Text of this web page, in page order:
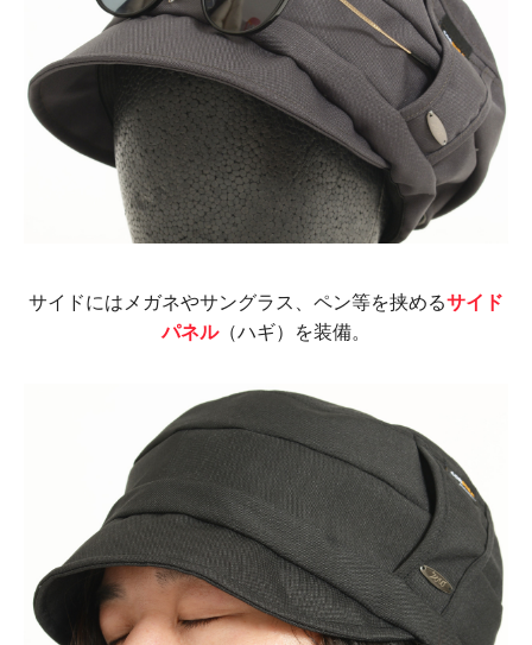
サイドにはメガネやサングラス、ペン等を挟めるサイド
パネル（ハギ）を装備。